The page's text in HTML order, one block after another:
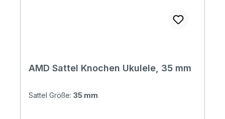
AMD Sattel Knochen Ukulele, 35 mm
Sattel Größe: 35 mm